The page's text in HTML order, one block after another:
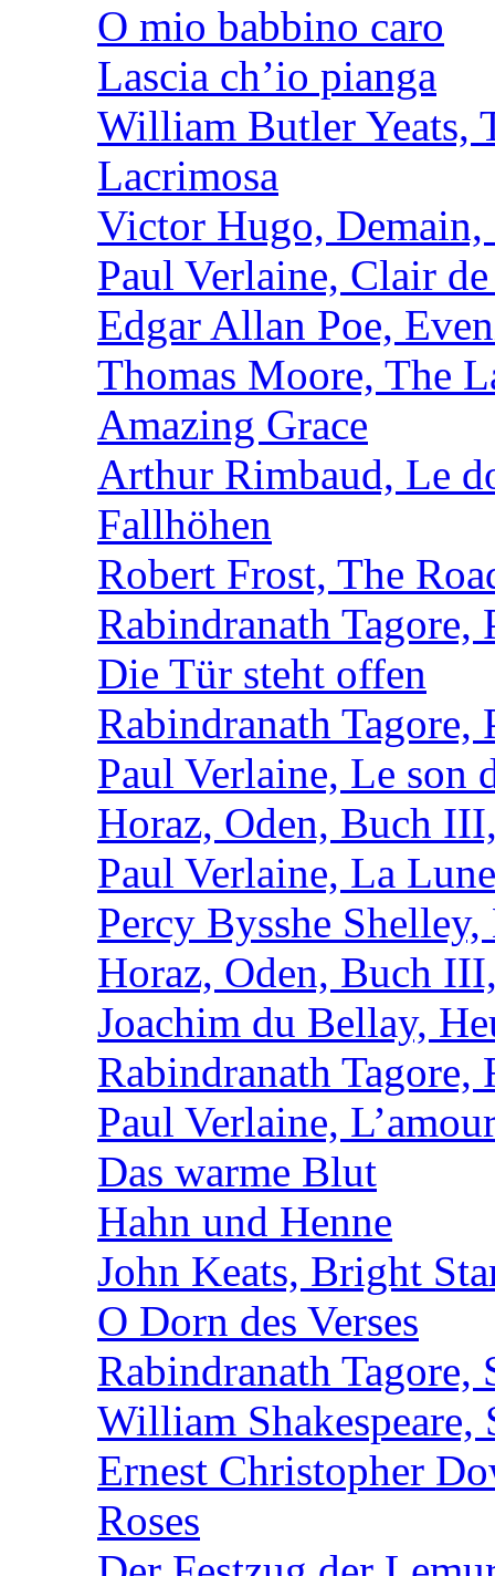
O mio babbino caro
Lascia ch’io pianga
William Butler Yeats,
Lacrimosa
Victor Hugo, Demain,
Paul Verlaine, Clair
Edgar Allan Poe,
Thomas Moore, The
Amazing Grace
Arthur Rimbaud, Le
Fallhöhen
Robert Frost, The
Rabindranath Tagore,
Die Tür steht offen
Rabindranath Tagore,
Paul Verlaine, Le son
Horaz, Oden, Buch
Paul Verlaine, La
Percy Bysshe
Horaz, Oden, Buch
Joachim du Bellay,
Rabindranath Tagore,
Paul Verlaine,
Das warme Blut
Hahn und Henne
John Keats, Bright
O Dorn des Verses
Rabindranath
William Shakespeare,
Ernest Christopher
Roses